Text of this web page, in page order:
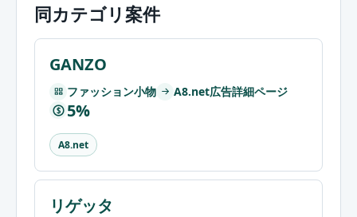
同カテゴリ案件
GANZO
ファッション小物 A8.net広告詳細ページ
$ 5%
A8.net
リゲッタ